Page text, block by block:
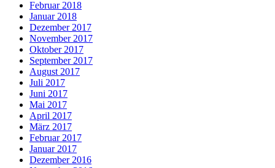
Februar 2018
Januar 2018
Dezember 2017
November 2017
Oktober 2017
September 2017
August 2017
Juli 2017
Juni 2017
Mai 2017
April 2017
März 2017
Februar 2017
Januar 2017
Dezember 2016